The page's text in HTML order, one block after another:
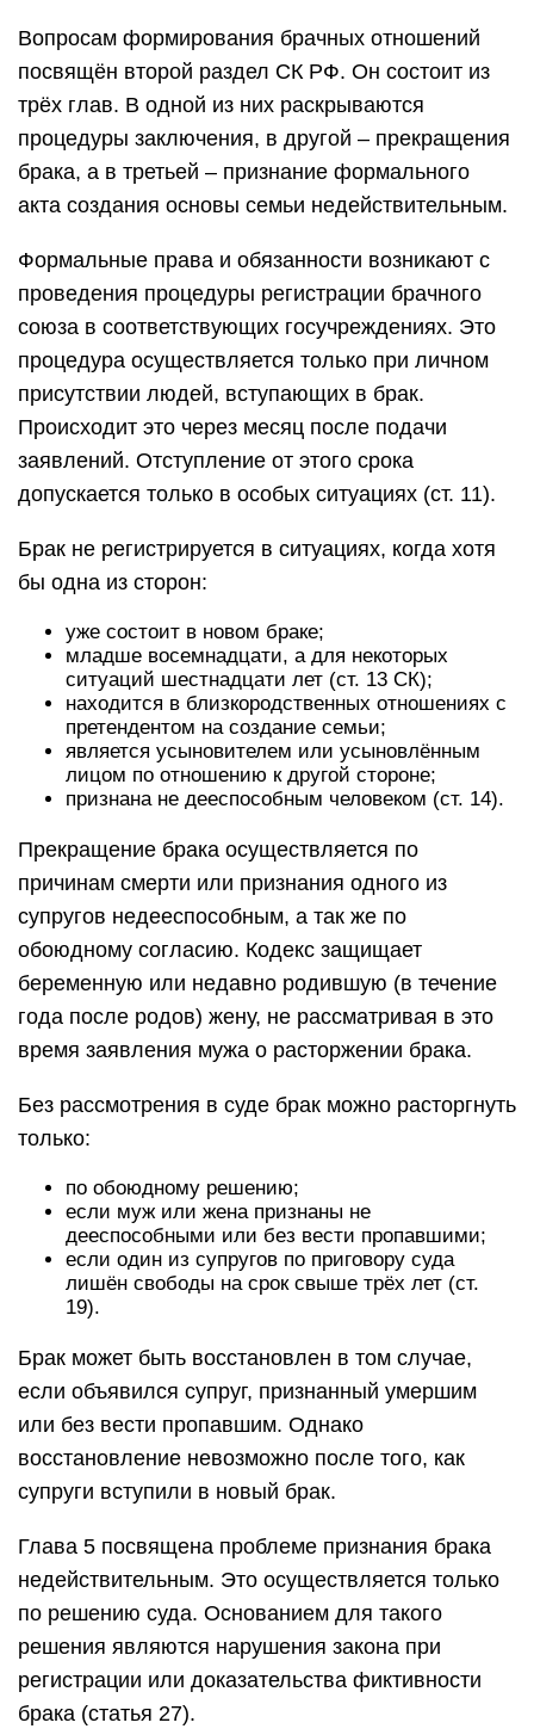
Вопросам формирования брачных отношений
посвящён второй раздел СК РФ. Он состоит из
трёх глав. В одной из них раскрываются
процедуры заключения, в другой – прекращения
брака, а в третьей – признание формального
акта создания основы семьи недействительным.
Формальные права и обязанности возникают с
проведения процедуры регистрации брачного
союза в соответствующих госучреждениях. Это
процедура осуществляется только при личном
присутствии людей, вступающих в брак.
Происходит это через месяц после подачи
заявлений. Отступление от этого срока
допускается только в особых ситуациях (ст. 11).
Брак не регистрируется в ситуациях, когда хотя
бы одна из сторон:
уже состоит в новом браке;
младше восемнадцати, а для некоторых
ситуаций шестнадцати лет (ст. 13 СК);
находится в близкородственных отношениях с
претендентом на создание семьи;
является усыновителем или усыновлённым
лицом по отношению к другой стороне;
признана не дееспособным человеком (ст. 14).
Прекращение брака осуществляется по
причинам смерти или признания одного из
супругов недееспособным, а так же по
обоюдному согласию. Кодекс защищает
беременную или недавно родившую (в течение
года после родов) жену, не рассматривая в это
время заявления мужа о расторжении брака.
Без рассмотрения в суде брак можно расторгнуть
только:
по обоюдному решению;
если муж или жена признаны не
дееспособными или без вести пропавшими;
если один из супругов по приговору суда
лишён свободы на срок свыше трёх лет (ст.
19).
Брак может быть восстановлен в том случае,
если объявился супруг, признанный умершим
или без вести пропавшим. Однако
восстановление невозможно после того, как
супруги вступили в новый брак.
Глава 5 посвящена проблеме признания брака
недействительным. Это осуществляется только
по решению суда. Основанием для такого
решения являются нарушения закона при
регистрации или доказательства фиктивности
брака (статья 27).